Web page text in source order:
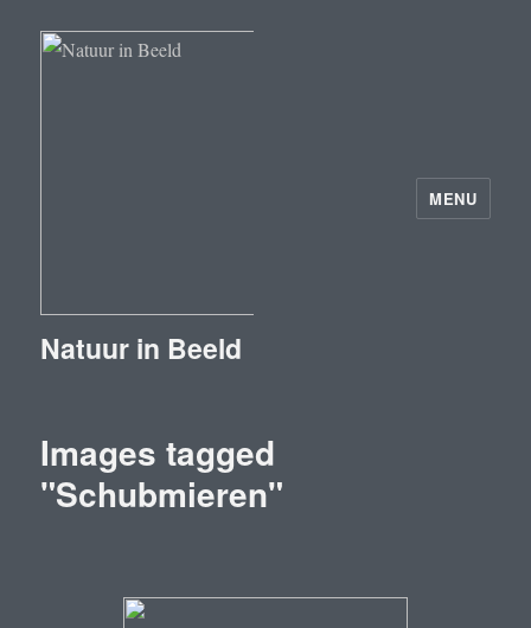
Natuur in Beeld
MENU
Images tagged
"Schubmieren"